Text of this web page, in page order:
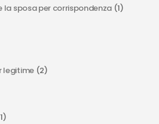
la sposa per corrispondenza (1)
legitime(2)